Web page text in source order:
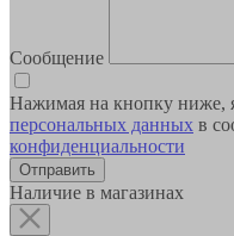
Сообщение
Нажимая на кнопку ниже,
персональных данных в
конфиденциальности
Наличие в магазинах